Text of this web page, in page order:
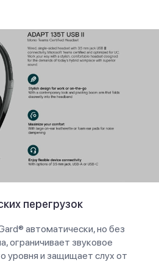
перегрузок
автоматически, но без
ограничивает звуковое
уровня и защищает слух от